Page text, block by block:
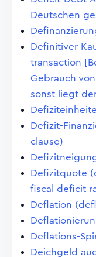
Deutschen
Definitiver
transaction
Gebrauch
sonst liegt
Defizit-
clause)
Defizitquote
fiscal deficit
Deflation
Deflations-
Deichgeld